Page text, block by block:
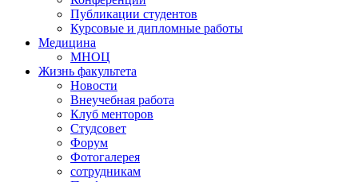
Публикации студентов
Курсовые и дипломные работы
Медицина
МНОЦ
Жизнь факультета
Новости
Внеучебная работа
Клуб менторов
Студсовет
Форум
Фотогалерея
сотрудникам